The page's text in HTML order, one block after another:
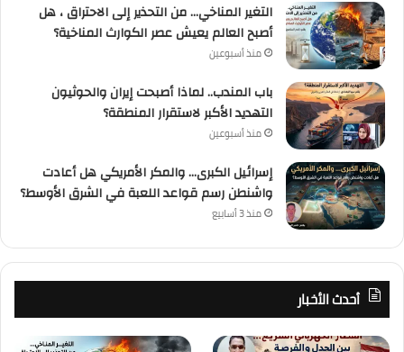
التغير المناخي… من التحذير إلى الاحتراق ، هل
أصبح العالم يعيش عصر الكوارث المناخية؟
منذ أسبوعين
باب المندب.. لماذا أصبحت إيران والحوثيون
التهديد الأكبر لاستقرار المنطقة؟
منذ أسبوعين
إسرائيل الكبرى… والمكر الأمريكي هل أعادت
واشنطن رسم قواعد اللعبة في الشرق الأوسط؟
منذ 3 أسابيع
أحدث الأخبار